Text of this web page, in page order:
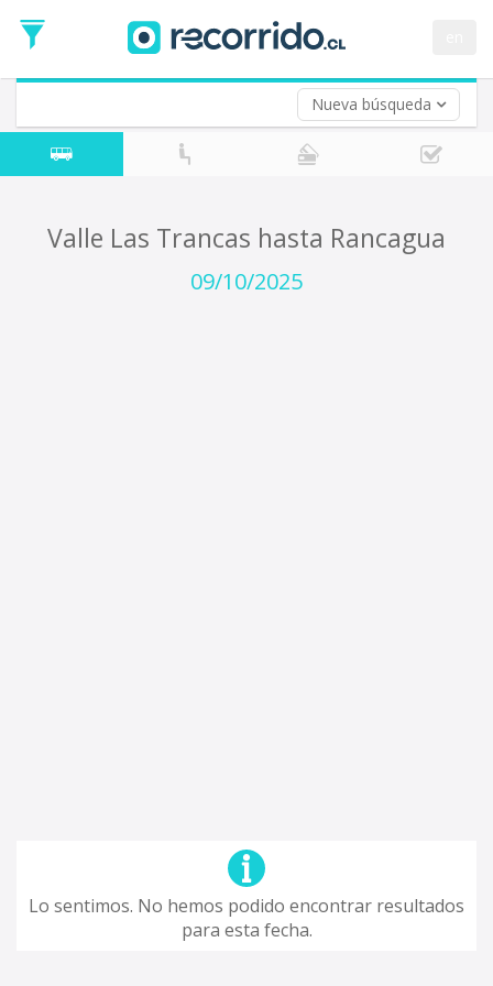
Nueva búsqueda
de
Ida
Vuelta (opcional)
Fecha
de
Valle Las Trancas hasta Rancagua
09/10/2025
Lo sentimos. No hemos podido encontrar resultados
para esta fecha.